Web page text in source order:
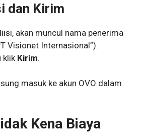
dan Kirim
akan muncul nama penerima
Visionet Internasional”).
klik Kirim.
masuk ke akun OVO dalam
Kena Biaya